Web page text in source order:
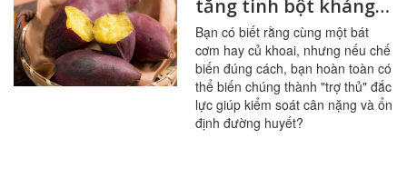
tăng tinh bột kháng
trong bữa ăn
Bạn có biết rằng cùng một bát
cơm hay củ khoai, nhưng nếu chế
biến đúng cách, bạn hoàn toàn có
thể biến chúng thành "trợ thủ" đắc
lực giúp kiểm soát cân nặng và ổn
định đường huyết?